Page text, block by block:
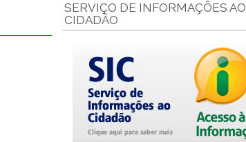
SERVIÇO DE INFORMAÇÕES AO
CIDADÃO